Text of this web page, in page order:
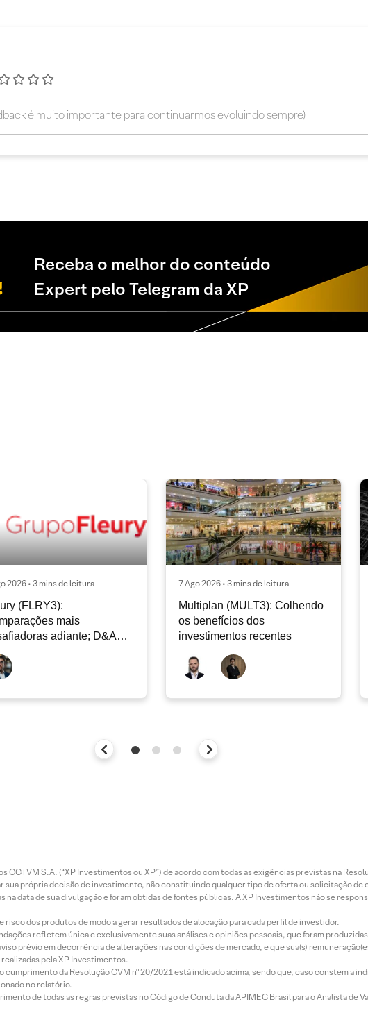
Receba o melhor do conteúdo
Expert pelo Telegram da XP
2026 • 3 mins de leitura
(FLRY3):
mais
adiante; D&A
permanecer nos níveis
7 Ago 2026 • 3 mins de leitura
Multiplan (MULT3): Colhendo
os benefícios dos
investimentos recentes
CCTVM S.A. (“XP Investimentos ou XP”) de acordo com todas as exigências previstas na
própria decisão de investimento, não constituindo qualquer tipo de oferta ou solicitação de
data de sua divulgação e foram obtidas de fontes públicas. A XP Investimentos não se
dos produtos de modo a gerar resultados de alocação para cada perfil de investidor.
refletem única e exclusivamente suas análises e opiniões pessoais, que foram
prévio em decorrência de alterações nas condições de mercado, e que sua(s)
pela XP Investimentos.
da Resolução CVM nº 20/2021 está indicado acima, sendo que, caso constem a
no relatório.
de todas as regras previstas no Código de Conduta da APIMEC Brasil para o Analista de